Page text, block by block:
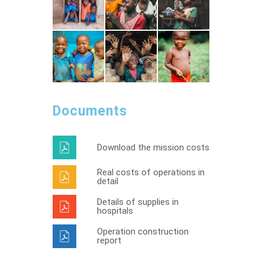
Documents
Download the mission costs
Real costs of operations in
detail
Details of supplies in
hospitals
Operation construction
report